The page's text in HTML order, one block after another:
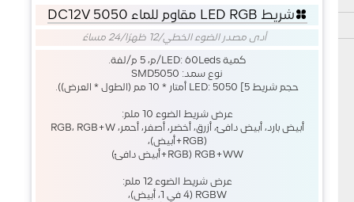
شريط LED RGB مقاوم للماء 5050 DC12V
أدى مصدر الضوء الخطي/ 12 ظهرًا/24 مساءً
كمية LED: 60Leds/م، 5 م/لفة.
نوع سمد: SMD5050
حجم شريط LED: 5050 [5 أمتار * 10 مم (الطول * العرض)).
عرض شريط الضوء 10 ملم:
أبيض بارد، أبيض دافئ، أزرق، أخضر، أصفر، أحمر، RGB، RGB+W
RGB+WW (RGB+أبيض دافئ)
عرض شريط الضوء 12 ملم:
RGBW (4 في 1، أبيض)،